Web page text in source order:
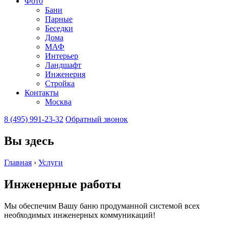
Бани
Парные
Беседки
Дома
МАФ
Интерьер
Ландшафт
Инженерия
Стройка
Контакты
Москва
8 (495) 991-23-32 Обратный звонок
Вы здесь
Главная › Услуги
Инженерные работы
Мы обеспечим Вашу баню продуманной системой всех
необходимых инженерных коммуникаций!